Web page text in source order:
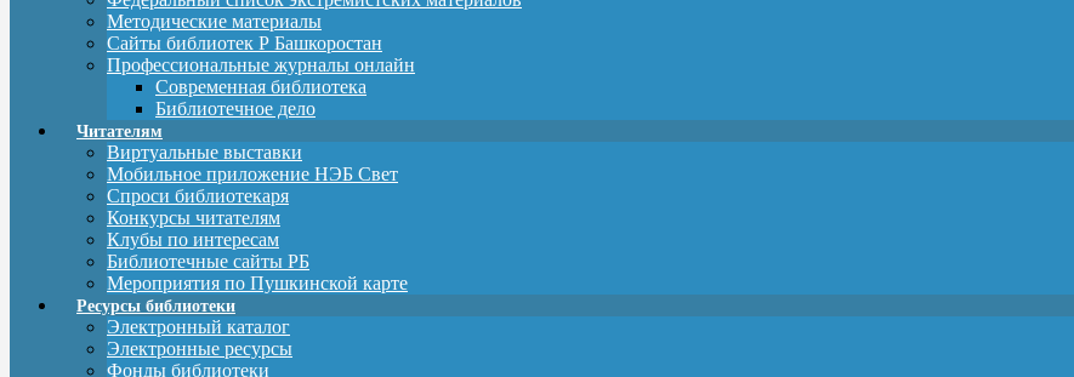
Методические материалы
Сайты библиотек Р Башкоростан
Профессиональные журналы онлайн
Современная библиотека
Библиотечное дело
Читателям
Виртуальные выставки
Мобильное приложение НЭБ Свет
Спроси библиотекаря
Конкурсы читателям
Клубы по интересам
Библиотечные сайты РБ
Мероприятия по Пушкинской карте
Ресурсы библиотеки
Электронный каталог
Электронные ресурсы
Фонды библиотеки